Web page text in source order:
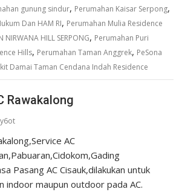
gunung sindur, Perumahan Kaisar Serpong,
Dan HAM RI, Perumahan Mulia Residence
NIRWANA HILL SERPONG, Perumahan Puri
Hills, Perumahan Taman Anggrek, PeSona
Damai Taman Cendana Indah Residence
Rawakalong
AC
Pasang AC Cisauk,dilakukan untuk
indoor maupun outdoor pada AC.